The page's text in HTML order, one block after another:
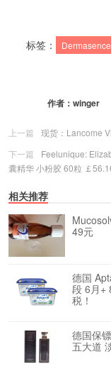
标签：
作者： winger
上一篇
现货：Lancome
下一篇
Feelunique:
囊精华 小粉胶 60粒 ￡
相关推荐
49元
德国
段 6月+
税！
德国保
五大道